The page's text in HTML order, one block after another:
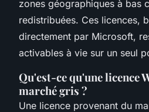
zones géographiques à bas
redistribuées. Ces licences,
directement par Microsoft,
activables à vie sur un seul
Qu'est-ce qu'une licence
marché gris ?
Une licence provenant du